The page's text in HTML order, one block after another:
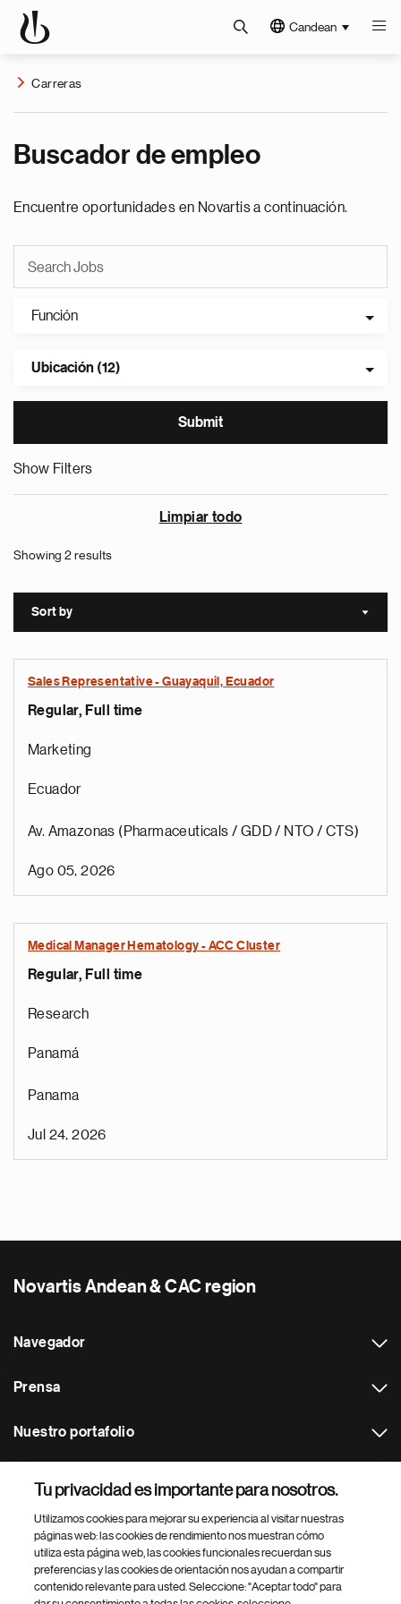
Candean
Carreras
Buscador de empleo
Encuentre oportunidades en Novartis a continuación.
Función
Ubicación (12)
Show Filters
Limpiar todo
Showing 2 results
Sort by Sort
Sales Representative - Guayaquil, Ecuador
Regular, Full time
Marketing
Ecuador
Av. Amazonas (Pharmaceuticals / GDD / NTO / CTS)
Ago 05, 2026
Medical Manager Hematology - ACC Cluster
Regular, Full time
Research
Panamá
Panama
Jul 24, 2026
Novartis Andean & CAC region
Navegador
Prensa
Nuestro portafolio
Footer Site Search
Tu privacidad es importante para nosotros.
Utilizamos cookies para mejorar su experiencia al visitar nuestras
páginas web: las cookies de rendimiento nos muestran cómo
utiliza esta página web, las cookies funcionales recuerdan sus
preferencias y las cookies de orientación nos ayudan a compartir
contenido relevante para usted. Seleccione: "Aceptar todo" para